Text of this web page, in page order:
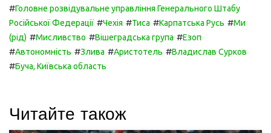
#Головне розвідувальне управління Генерального Штабу
Російської Федерації #Чехія #Тиса #Карпатська Русь #Ми
(рід) #Мисливство #Вішеградська група #Езоп
#Автономність #Злива #Аристотель #Владислав Сурков
#Буча, Київська область
Читайте також